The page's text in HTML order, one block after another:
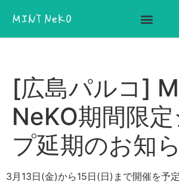
[広島パルコ]
NeKO期間限
プ延期のお知
3月13日(金)から15日(日)まで開催を予